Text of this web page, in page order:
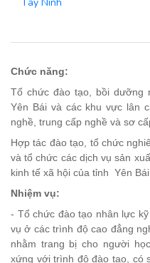
Chức năng:
Tổ chức đào tạo, bồi dưỡng
Yên Bái và các khu vực lân
nghề, trung cấp nghề và sơ
Hợp tác đào tạo, tổ chức
và tổ chức các dịch vụ sản
kinh tế xã hội của tỉnh Yên
Nhiệm vụ:
- Tổ chức đào tạo nhân lực
vụ ở các trình độ cao đẳng
nhằm trang bị cho người
xứng với trình độ đào tạo, có